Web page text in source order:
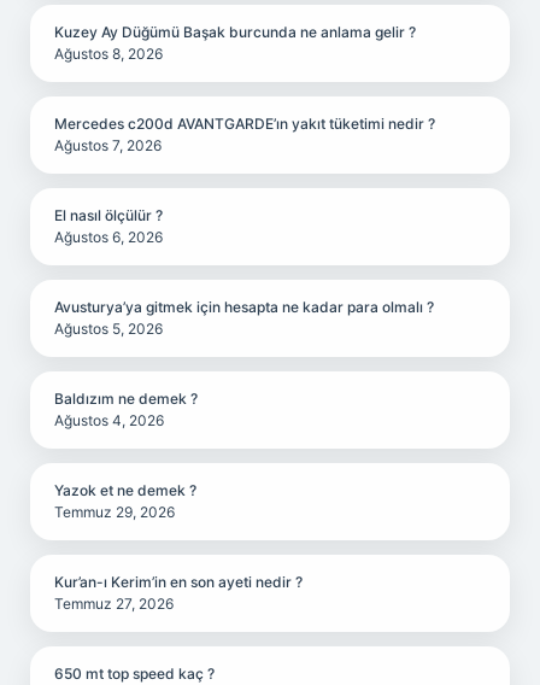
Kuzey Ay Düğümü Başak burcunda ne anlama gelir ?
Ağustos 8, 2026
Mercedes c200d AVANTGARDE’ın yakıt tüketimi nedir ?
Ağustos 7, 2026
El nasıl ölçülür ?
Ağustos 6, 2026
Avusturya’ya gitmek için hesapta ne kadar para olmalı ?
Ağustos 5, 2026
Baldızım ne demek ?
Ağustos 4, 2026
Yazok et ne demek ?
Temmuz 29, 2026
Kur’an-ı Kerim’in en son ayeti nedir ?
Temmuz 27, 2026
650 mt top speed kaç ?